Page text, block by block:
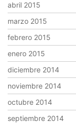
abril 2015
marzo 2015
febrero 2015
enero 2015
diciembre 2014
noviembre 2014
octubre 2014
septiembre 2014